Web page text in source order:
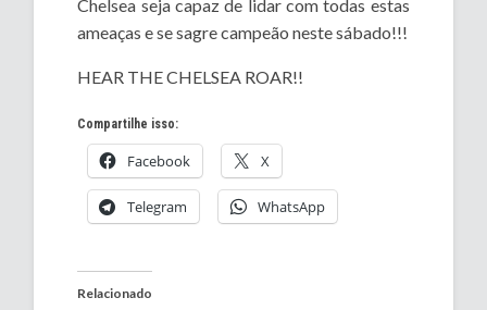
Chelsea seja capaz de lidar com todas estas
ameaças e se sagre campeão neste sábado!!!
HEAR THE CHELSEA ROAR!!
Compartilhe isso:
Facebook X
Telegram WhatsApp
Relacionado